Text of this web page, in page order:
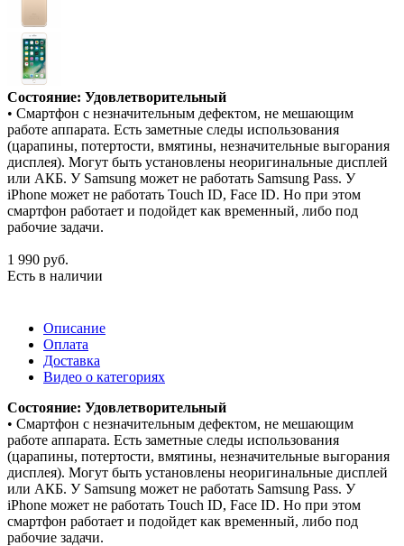
Состояние: Удовлетворительный
• Смартфон с незначительным дефектом, не мешающим
работе аппарата. Есть заметные следы использования
(царапины, потертости, вмятины, незначительные выгорания
дисплея). Могут быть установлены неоригинальные дисплей
или АКБ. У Samsung может не работать Samsung Pass. У
iPhone может не работать Touch ID, Face ID. Но при этом
смартфон работает и подойдет как временный, либо под
рабочие задачи.
1 990 руб.
Есть в наличии
Описание
Оплата
Доставка
Видео о категориях
Состояние: Удовлетворительный
• Смартфон с незначительным дефектом, не мешающим
работе аппарата. Есть заметные следы использования
(царапины, потертости, вмятины, незначительные выгорания
дисплея). Могут быть установлены неоригинальные дисплей
или АКБ. У Samsung может не работать Samsung Pass. У
iPhone может не работать Touch ID, Face ID. Но при этом
смартфон работает и подойдет как временный, либо под
рабочие задачи.